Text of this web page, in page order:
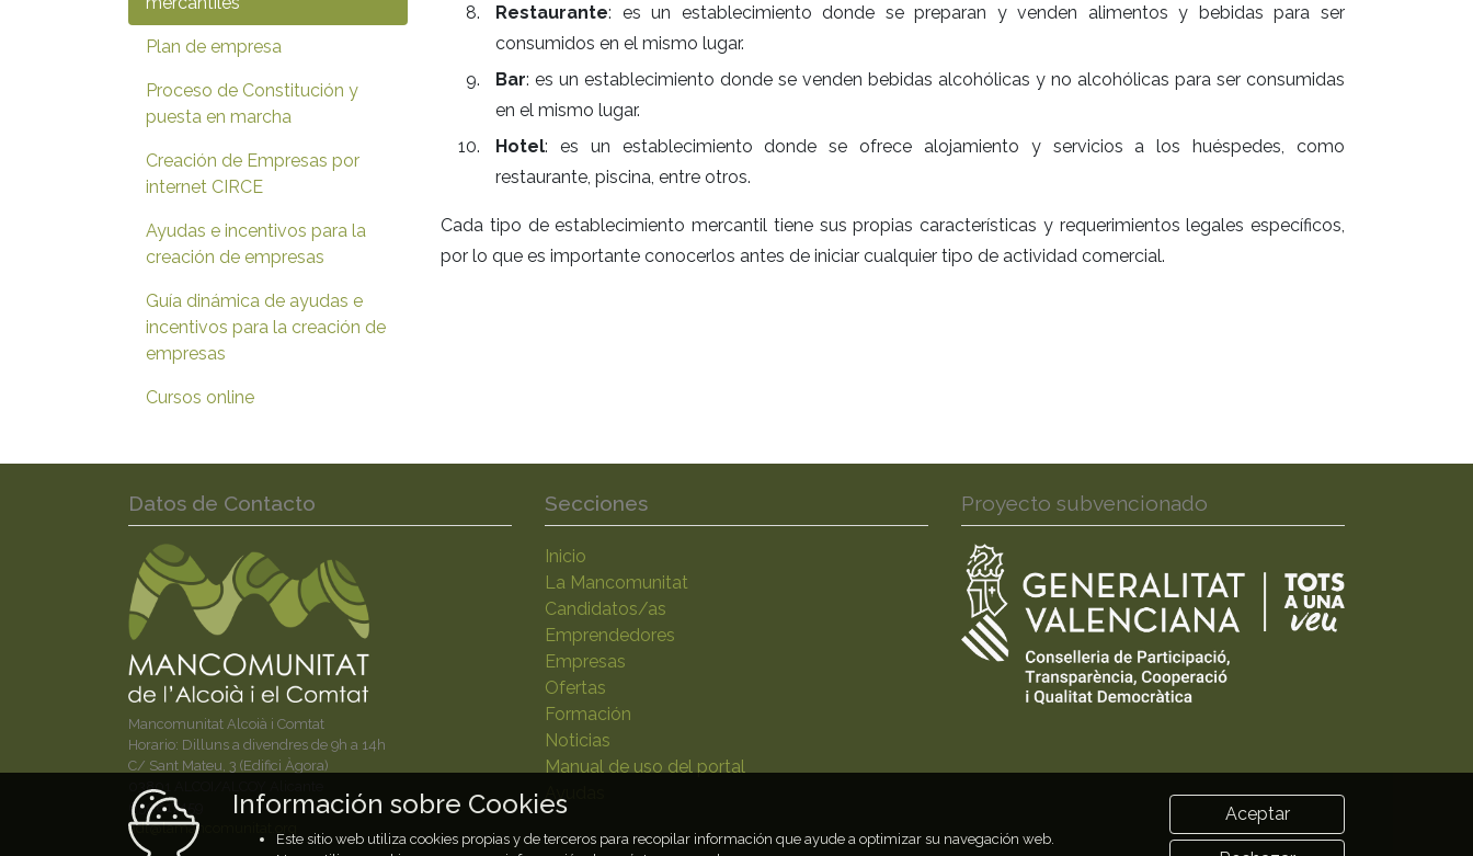
Plan de empresa
Proceso de Constitución y
puesta en marcha
Creación de Empresas por
internet CIRCE
Ayudas e incentivos para la
creación de empresas
Guía dinámica de ayudas e
incentivos para la creación de
empresas
Cursos online
Restaurante: es un establecimiento donde se preparan y venden alimentos y bebidas para ser
consumidos en el mismo lugar.
Bar: es un establecimiento donde se venden bebidas alcohólicas y no alcohólicas para ser consumidas
en el mismo lugar.
Hotel: es un establecimiento donde se ofrece alojamiento y servicios a los huéspedes, como
restaurante, piscina, entre otros.
Cada tipo de establecimiento mercantil tiene sus propias características y requerimientos legales específicos,
por lo que es importante conocerlos antes de iniciar cualquier tipo de actividad comercial.
Datos de Contacto
Mancomunitat Alcoià i Comtat
Horario: Dilluns a divendres de 9h a 14h
C/ Sant Mateu, 3 (Edifici Àgora)
03801 ALCOI/ALCOY Alicante
650617459
adl@lamancomunitat.org
Secciones
Inicio
La Mancomunitat
Candidatos/as
Emprendedores
Empresas
Ofertas
Formación
Noticias
Manual de uso del portal
Proyecto subvencionado
Información sobre Cookies
Este sitio web utiliza cookies propias y de terceros para recopilar información que ayude a optimizar su navegación web.
Aceptar